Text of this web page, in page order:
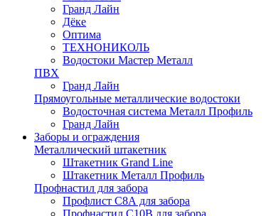
Гранд Лайн
Дёке
Оптима
ТЕХНОНИКОЛЬ
Водостоки Мастер Металл
ПВХ
Гранд Лайн
Прямоугольные металлические водостоки
Водосточная система Металл Профиль
Гранд Лайн
Заборы и ограждения
Металлический штакетник
Штакетник Grand Line
Штакетник Металл Профиль
Профнастил для забора
Профлист С8А для забора
Профнастил С10В для забора